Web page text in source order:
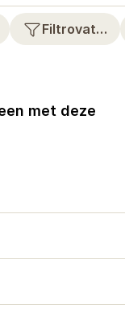
Filtrovat…
met deze